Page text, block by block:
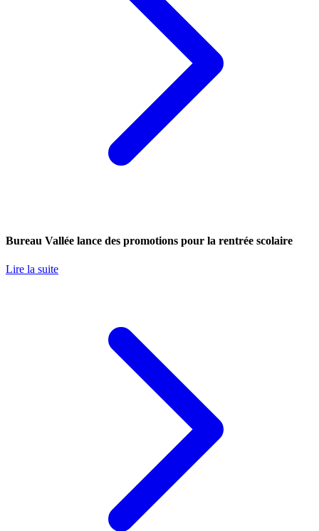
Bureau Vallée lance des promotions pour la rentrée scolaire
Lire la suite